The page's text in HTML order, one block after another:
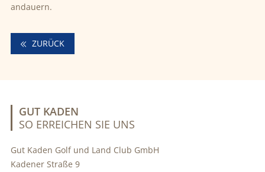
andauern.
ZURÜCK
GUT KADEN
SO ERREICHEN SIE UNS
Gut Kaden Golf und Land Club GmbH
Kadener Straße 9